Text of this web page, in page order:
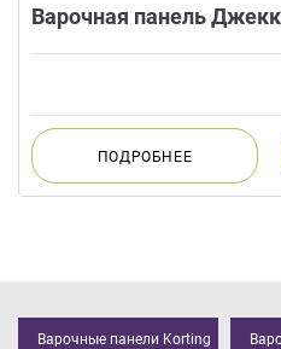
Варочная панель
ПОДРОБНЕЕ
Варочные панели Korting